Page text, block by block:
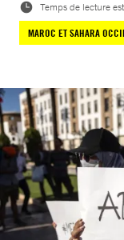
Temps de lecture
MAROC ET SAHARA